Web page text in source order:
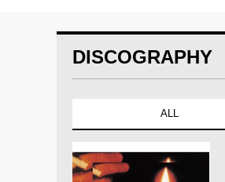
DISCOGRAPHY
ALL